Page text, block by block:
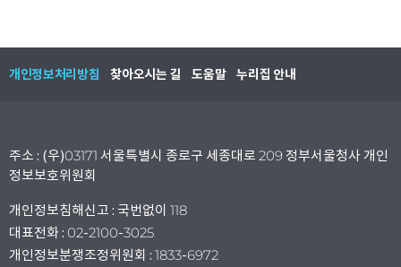
개인정보처리방침 찾아오시는 길 도움말 누리집 안내
주소 : (우)03171 서울특별시 종로구 세종대로 209 정부서울청사 개인
정보보호위원회
개인정보침해신고 : 국번없이 118
대표전화 : 02-2100-3025
개인정보분쟁조정위원회 : 1833-6972